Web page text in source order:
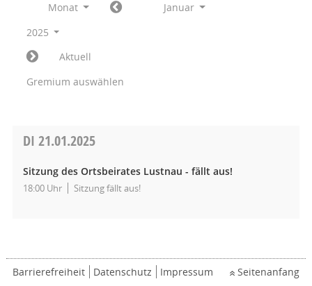
Monat
Januar
2025
Aktuell
Gremium auswählen
DI 21.01.2025
Sitzung des Ortsbeirates Lustnau - fällt aus!
18:00 Uhr Sitzung fällt aus!
Barrierefreiheit Datenschutz Impressum Seitenanfang